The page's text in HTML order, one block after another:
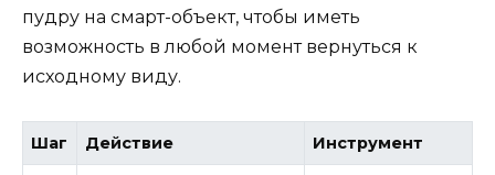
пудру на смарт-объект, чтобы иметь
возможность в любой момент вернуться к
исходному виду.
Шаг Действие Инструмент